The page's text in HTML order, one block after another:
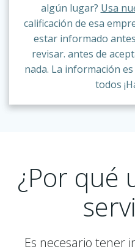
algún lugar? Usa
calificación de esa
estar informado
revisar. antes de
nada. La información
todos
¿Por qué
Es necesario tener